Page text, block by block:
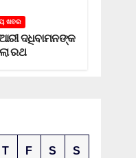
ଖବର
ଦଧିବାମନଙ୍କ
ରଥ
T F S S